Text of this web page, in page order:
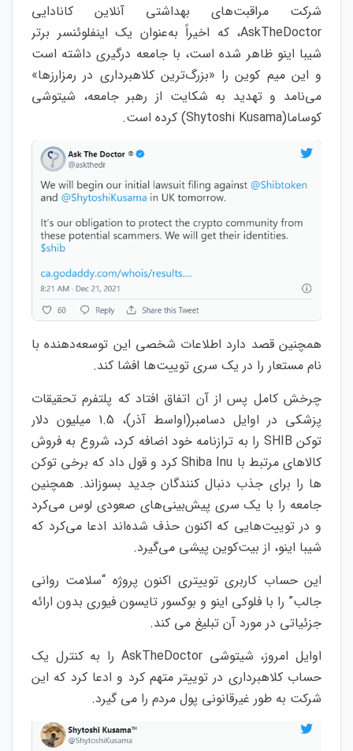
شرکت مراقبت‌های بهداشتی آنلاین کانادایی
AskTheDoctor، که اخیراً به‌عنوان یک اینفلوئنسر برتر
شیبا اینو ظاهر شده است، با جامعه درگیری داشته است
و این میم کوین را «بزرگ‌ترین کلاهبرداری در رمزارزها»
می‌نامد و تهدید به شکایت از رهبر جامعه، شیتوشی
کوساما(Shytoshi Kusama) کرده است.
همچنین قصد دارد اطلاعات شخصی این توسعه‌دهنده با
نام مستعار را در یک سری توییت‌ها افشا کند.
چرخش کامل پس از آن اتفاق افتاد که پلتفرم تحقیقات
پزشکی در اوایل دسامبر(اواسط آذر)، 1.5 میلیون دلار
توکن SHIB را به ترازنامه خود اضافه کرد، شروع به فروش
کالاهای مرتبط با Shiba Inu کرد و قول داد که برخی توکن
ها را برای جذب دنبال کنندگان جدید بسوزاند. همچنین
جامعه را با یک سری پیش‌بینی‌های صعودی لوس می‌کرد
و در توییت‌هایی که اکنون حذف شده‌اند ادعا می‌کرد که
شیبا اینو، از بیت‌کوین پیشی می‌گیرد.
این حساب کاربری توییتری اکنون پروژه “سلامت روانی
جالب” را با فلوکی اینو و بوکسور تایسون فیوری بدون ارائه
جزئیاتی در مورد آن تبلیغ می کند.
اوایل امروز، شیتوشی AskTheDoctor را به کنترل یک
حساب کلاهبرداری در توییتر متهم کرد و ادعا کرد که این
شرکت به طور غیرقانونی پول مردم را می گیرد.